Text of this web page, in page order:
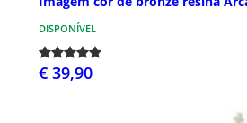
DISPONÍVEL
€ 39,90